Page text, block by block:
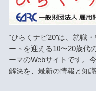
“ひらくナビ20”は、就職
ートを迎える10〜20歳代
ーマのWebサイトです。
解決を、最新の情報と知